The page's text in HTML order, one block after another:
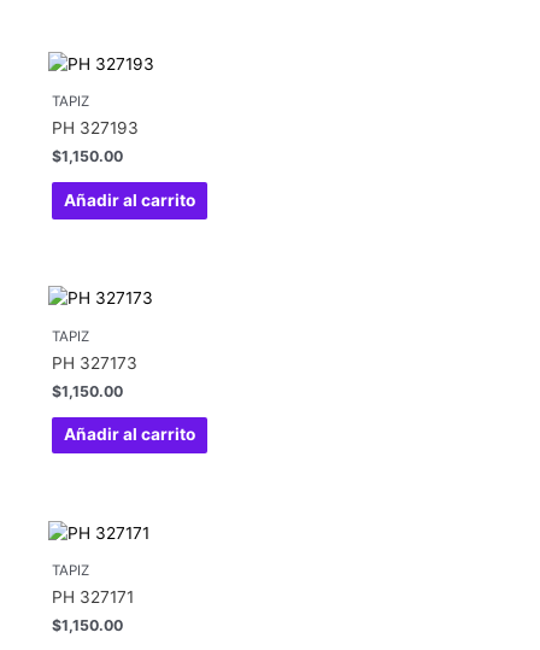
TAPIZ
PH 327193
$1,150.00
Añadir al carrito
TAPIZ
PH 327173
$1,150.00
Añadir al carrito
TAPIZ
PH 327171
$1,150.00